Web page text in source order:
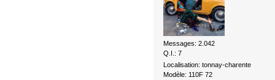
Messages: 2.042
Q.I.: 7
Localisation: tonnay-charente
Modèle: 110F 72